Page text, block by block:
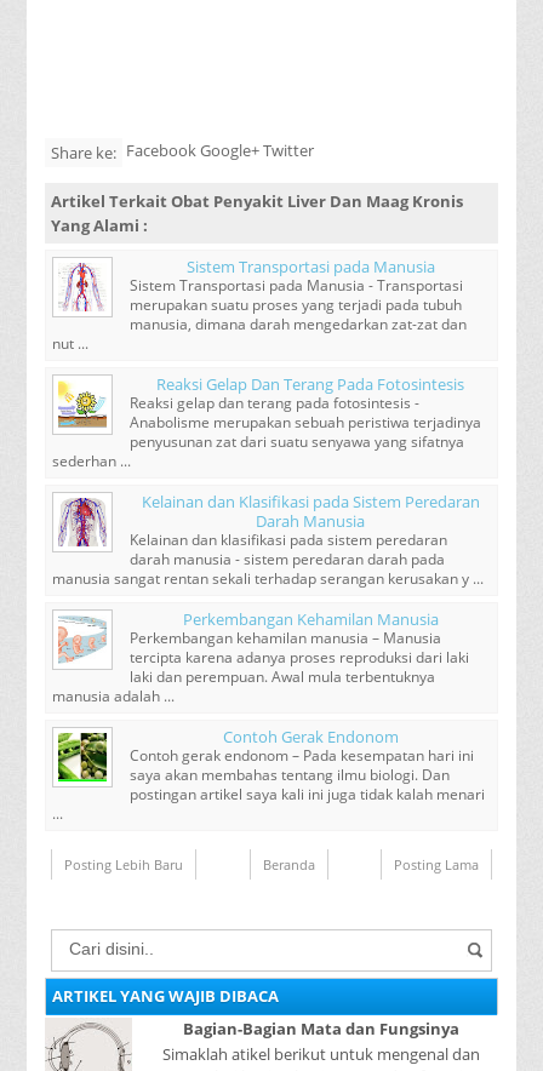
Share ke: Facebook Google+ Twitter
Artikel TerkaitObat Penyakit Liver Dan Maag Kronis
Yang Alami :
Sistem Transportasi pada Manusia
Sistem Transportasi pada Manusia - Transportasi
merupakan suatu proses yang terjadi pada tubuh
manusia, dimana darah mengedarkan zat-zat dan
nut ...
Reaksi Gelap Dan Terang Pada Fotosintesis
Reaksi gelap dan terang pada fotosintesis -
Anabolisme merupakan sebuah peristiwa terjadinya
penyusunan zat dari suatu senyawa yang sifatnya
sederhan ...
Kelainan dan Klasifikasi pada Sistem Peredaran
Darah Manusia
Kelainan dan klasifikasi pada sistem peredaran
darah manusia - sistem peredaran darah pada
manusia sangat rentan sekali terhadap serangan kerusakan y ...
Perkembangan Kehamilan Manusia
Perkembangan kehamilan manusia – Manusia
tercipta karena adanya proses reproduksi dari laki
laki dan perempuan. Awal mula terbentuknya
manusia adalah ...
Contoh Gerak Endonom
Contoh gerak endonom – Pada kesempatan hari ini
saya akan membahas tentang ilmu biologi. Dan
postingan artikel saya kali ini juga tidak kalah menari
...
Posting Lebih Baru Posting Lama
Beranda
ARTIKEL YANG WAJIB DIBACA
Bagian-Bagian Mata dan Fungsinya
Simaklah atikel berikut untuk mengenal dan